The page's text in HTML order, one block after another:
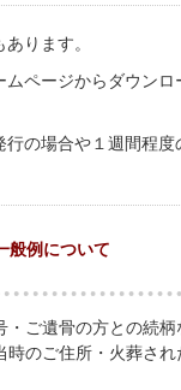
ります。
ムページからダウン
の場合や１週間程
般例について
ご遺骨の方との続柄
のご住所・火葬さ